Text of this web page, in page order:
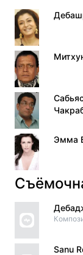
Эмма
Sanu